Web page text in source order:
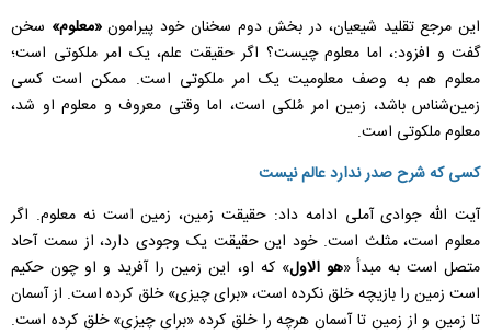
این مرجع تقلید شیعیان، در بخش دوم سخنان خود پیرامون«معلوم» سخن
گفت و افزود:، اما معلوم چیست؟ اگر حقیقت علم، یک امر ملکوتی است؛
معلوم هم به وصف معلومیت یک امر ملکوتی است. ممکن است کسی
زمین‌شناس باشد، زمین امر مُلکی است، اما وقتی معروف و معلوم او شد،
معلوم ملکوتی است.
کسی که شرح صدر ندارد عالم نیست
آیت الله جوادی آملی ادامه داد: حقیقت زمین، زمین است نه معلوم. اگر
معلوم است، مثلث است. خود این حقیقت یک وجودی دارد، از سمت آحاد
متصل است به مبدأ «هو الاول» که او، این زمین را آفرید و او چون حکیم
است زمین را بازیچه خلق نکرده است، «برای چیزی» خلق کرده است. از آسمان
تا زمین و از زمین تا آسمان هرچه را خلق کرده «برای چیزی» خلق کرده است.